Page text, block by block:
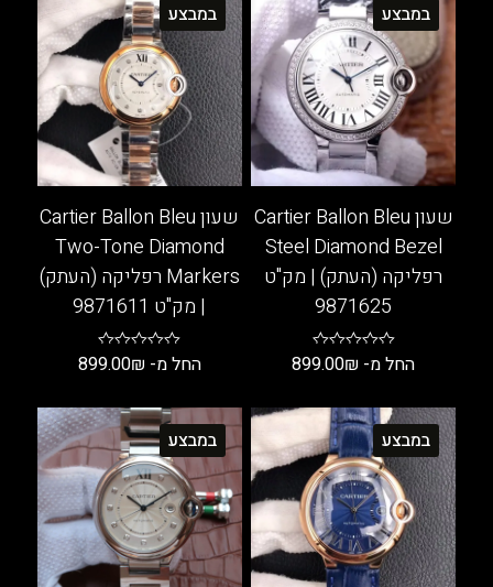
במבצע
שעון Cartier Ballon Bleu
Steel Diamond Bezel
רפליקה (העתק) | מק"ט
9871625
החל מ- 899.00₪
זה
יש
מספר
סוגים.
ניתן
לבחור
במבצע
שעון Cartier Ballon Bleu
Two-Tone Diamond
Markers רפליקה (העתק)
| מק"ט 9871611
החל מ- 899.00₪
זה
יש
מספר
סוגים.
ניתן
לבחור
במבצע במבצע